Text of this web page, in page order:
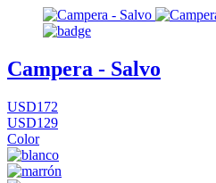
Campera - Salvo
USD172
USD129
Color